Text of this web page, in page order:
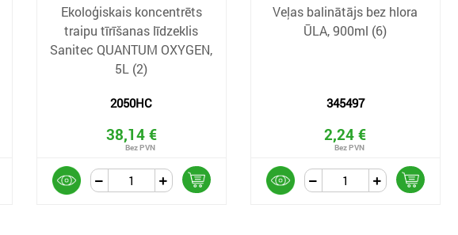
Ekoloģiskais koncentrēts
traipu tīrīšanas līdzeklis
Sanitec QUANTUM OXYGEN,
5L (2)
2050HC
38,14 €
Veļas balinātājs bez hlora
ŪLA, 900ml (6)
345497
2,24 €